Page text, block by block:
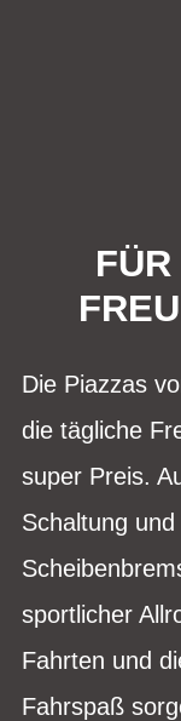
Die Piazzas
die tägliche
super Preis.
Schaltung
sportlicher
Fahrten und
Fahrspaß